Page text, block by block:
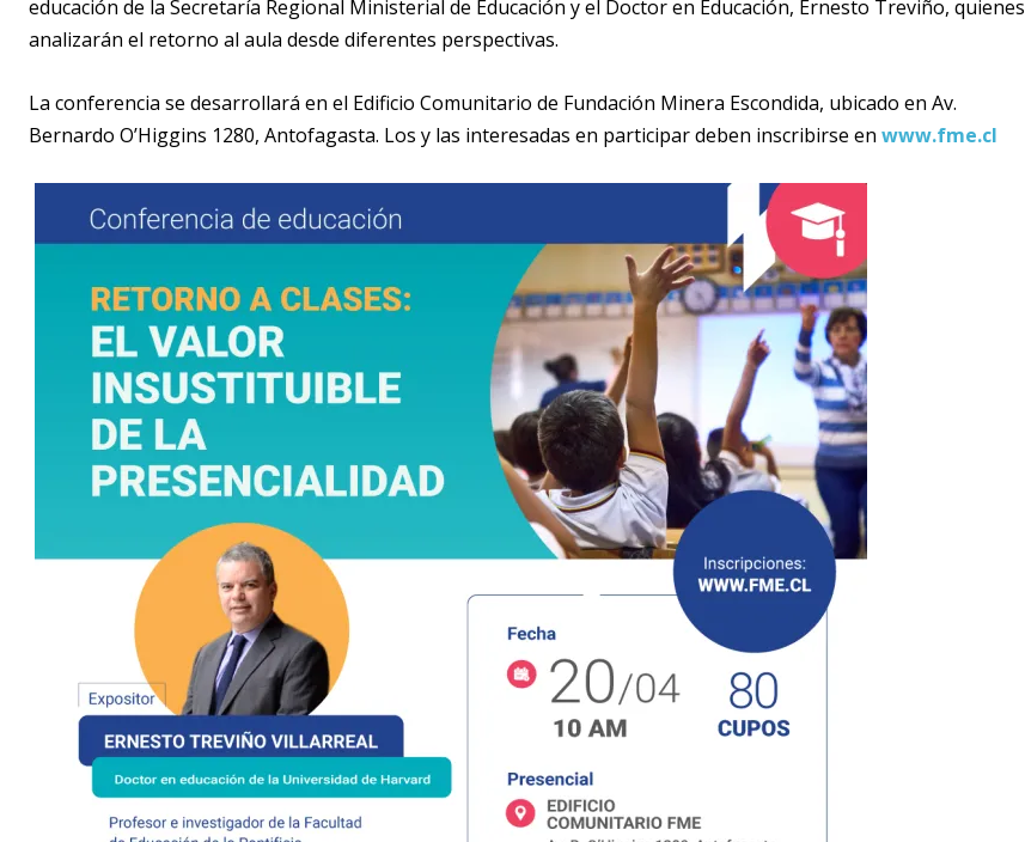
educación de la Secretaría Regional Ministerial de Educación y el Doctor en Educación, Ernesto Treviño, quienes
analizarán el retorno al aula desde diferentes perspectivas.
La conferencia se desarrollará en el Edificio Comunitario de Fundación Minera Escondida, ubicado en Av.
Bernardo O’Higgins 1280, Antofagasta. Los y las interesadas en participar deben inscribirse en www.fme.cl